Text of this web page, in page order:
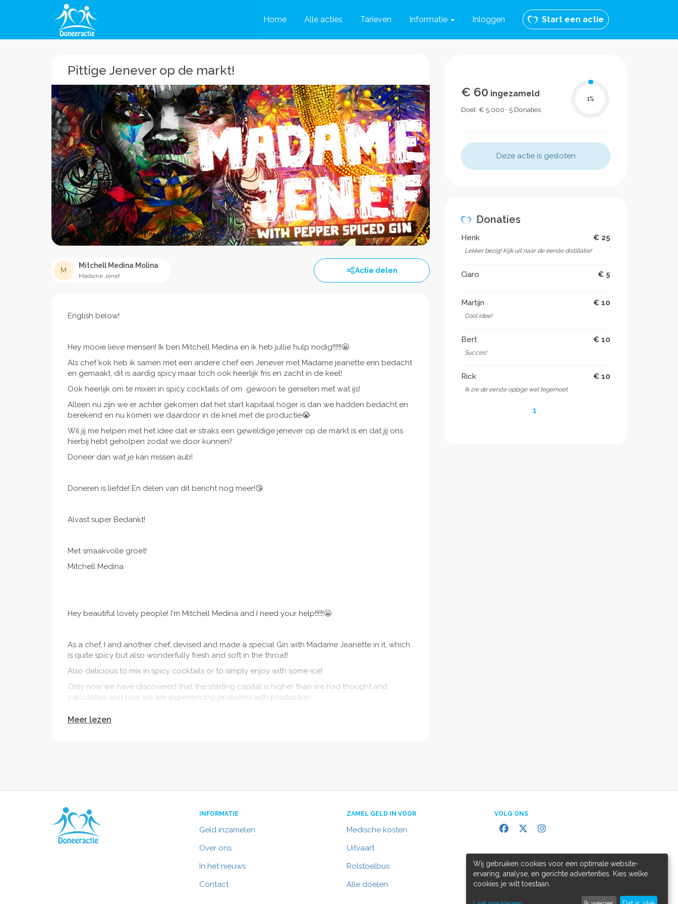
Home Alle acties Tarieven Informatie Inloggen Start een actie
Pittige Jenever op de markt!
M
Mitchell Medina Molina
Madame Jenef
Actie delen
English below!
Hey mooie lieve mensen! Ik ben Mitchell Medina en ik heb jullie hulp nodig!!!!!!😬
Als chef kok heb ik samen met een andere chef een Jenever met Madame jeanette erin bedacht
en gemaakt, dit is aardig spicy maar toch ook heerlijk fris en zacht in de keel!
Ook heerlijk om te mixen in spicy cocktails of om gewoon te genieten met wat ijs!
Alleen nu zijn we er achter gekomen dat het start kapitaal hoger is dan we hadden bedacht en
berekend en nu komen we daardoor in de knel met de productie😭
Wil jij me helpen met het idee dat er straks een geweldige jenever op de markt is en dat jij ons
hierbij hebt geholpen zodat we door kunnen?
Doneer dan wat je kan missen aub!
Doneren is liefde! En delen van dit bericht nog meer!😘
Alvast super Bedankt!
Met smaakvolle groet!
Mitchell Medina
Hey beautiful lovely people! I'm Mitchell Medina and I need your help!!!!!!😬
As a chef, I and another chef, devised and made a special Gin with Madame Jeanette in it, which
is quite spicy but also wonderfully fresh and soft in the throat!
Also delicious to mix in spicy cocktails or to simply enjoy with some ice!
Only now we have discovered that the starting capital is higher than we had thought and
calculated and now we are experiencing problems with production.
Thank you very much in advance!
Meer lezen
€ 60 ingezameld
Doel: € 5.000 · 5 Donaties
1%
Deze actie is gesloten
Donaties
Henk € 25
Lekker bezig! Kijk uit naar de eerste distillatie!
Ciaro € 5
Martijn € 10
Cool idee!
Bert € 10
Succes!
Rick € 10
Ik zie de eerste oplage wel tegemoet
1
INFORMATIE
Geld inzamelen
Over ons
In het nieuws
Contact
ZAMEL GELD IN VOOR
Medische kosten
Uitvaart
Rolstoelbus
Alle doelen
VOLG ONS
Wij gebruiken cookies voor een optimale website-
ervaring, analyse, en gerichte advertenties. Kies welke
cookies je wilt toestaan.